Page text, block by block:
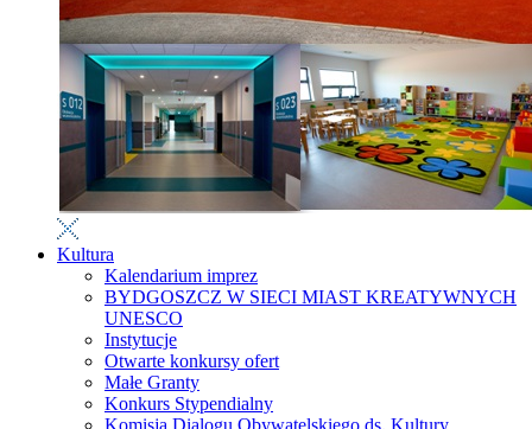
Kultura
Kalendarium imprez
BYDGOSZCZ W SIECI MIAST KREATYWNYCH
UNESCO
Instytucje
Otwarte konkursy ofert
Małe Granty
Konkurs Stypendialny